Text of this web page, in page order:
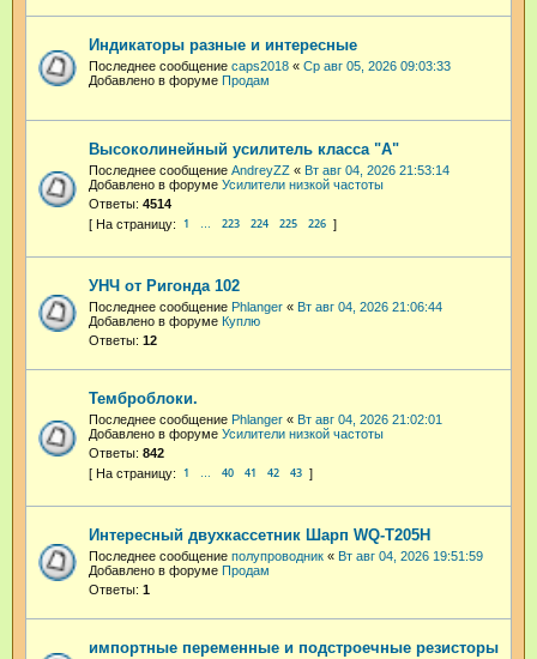
Индикаторы разные и интересные
Последнее сообщение caps2018 « Ср авг 05, 2026 09:03:33
Добавлено в форуме Продам
Высоколинейный усилитель класса "А"
Последнее сообщение AndreyZZ « Вт авг 04, 2026 21:53:14
Добавлено в форуме Усилители низкой частоты
Ответы: 4514
1 … 223 224 225 226
УНЧ от Ригонда 102
Последнее сообщение Phlanger « Вт авг 04, 2026 21:06:44
Добавлено в форуме Куплю
Ответы: 12
Темброблоки.
Последнее сообщение Phlanger « Вт авг 04, 2026 21:02:01
Добавлено в форуме Усилители низкой частоты
Ответы: 842
1 … 40 41 42 43
Интересный двухкассетник Шарп WQ-T205H
Последнее сообщение полупроводник « Вт авг 04, 2026 19:51:59
Добавлено в форуме Продам
Ответы: 1
импортные переменные и подстроечные резисторы